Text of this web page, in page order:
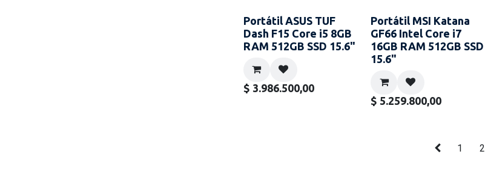
Portátil ASUS TUF
Dash F15 Core i5 8GB
RAM 512GB SSD 15.6"
$ 3.986.500,00
Portátil MSI Katana
GF66 Intel Core i7
16GB RAM 512GB SSD
15.6"
$ 5.259.800,00
1 2